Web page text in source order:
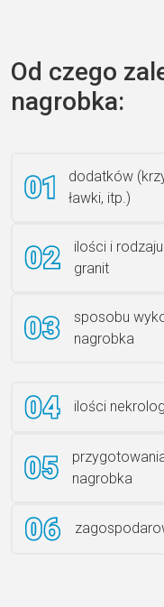
Od czego
nagrobka:
dodatków
ławki, itp.)
ilości i
granit
sposobu
nagrobka
ilości
nagrobka